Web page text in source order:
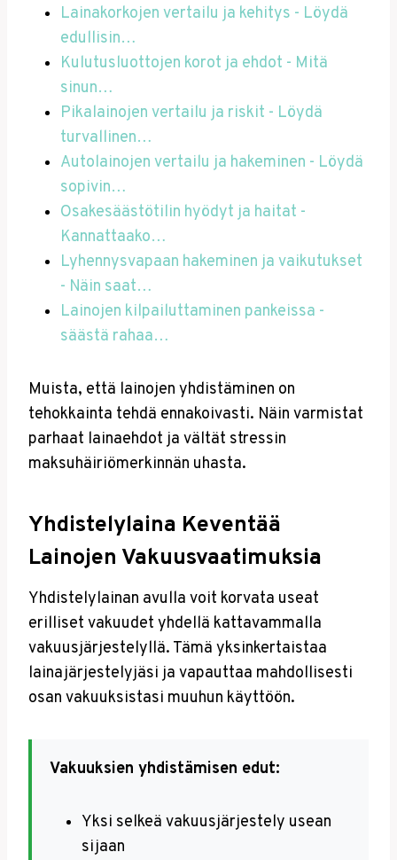
Lainakorkojen vertailu ja kehitys - Löydä
edullisin…
Kulutusluottojen korot ja ehdot - Mitä
sinun…
Pikalainojen vertailu ja riskit - Löydä
turvallinen…
Autolainojen vertailu ja hakeminen - Löydä
sopivin…
Osakesäästötilin hyödyt ja haitat -
Kannattaako…
Lyhennysvapaan hakeminen ja vaikutukset
- Näin saat…
Lainojen kilpailuttaminen pankeissa -
säästä rahaa…
Muista, että lainojen yhdistäminen on
tehokkainta tehdä ennakoivasti. Näin varmistat
parhaat lainaehdot ja vältät stressin
maksuhäiriömerkinnän uhasta.
Yhdistelylaina Keventää
Lainojen Vakuusvaatimuksia
Yhdistelylainan avulla voit korvata useat
erilliset vakuudet yhdellä kattavammalla
vakuusjärjestelyllä. Tämä yksinkertaistaa
lainajärjestelyjäsi ja vapauttaa mahdollisesti
osan vakuuksistasi muuhun käyttöön.
Vakuuksien yhdistämisen edut:
Yksi selkeä vakuusjärjestely usean
sijaan